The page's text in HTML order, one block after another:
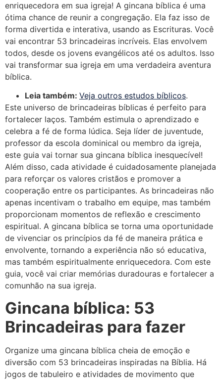
enriquecedora em sua igreja! A gincana bíblica é uma
ótima chance de reunir a congregação. Ela faz isso de
forma divertida e interativa, usando as Escrituras. Você
vai encontrar 53 brincadeiras incríveis. Elas envolvem
todos, desde os jovens evangélicos até os adultos. Isso
vai transformar sua igreja em uma verdadeira aventura
bíblica.
Leia também: Veja outros estudos bíblicos.
Este universo de brincadeiras bíblicas é perfeito para
fortalecer laços. Também estimula o aprendizado e
celebra a fé de forma lúdica. Seja líder de juventude,
professor da escola dominical ou membro da igreja,
este guia vai tornar sua gincana bíblica inesquecível!
Além disso, cada atividade é cuidadosamente planejada
para reforçar os valores cristãos e promover a
cooperação entre os participantes. As brincadeiras não
apenas incentivam o trabalho em equipe, mas também
proporcionam momentos de reflexão e crescimento
espiritual. A gincana bíblica se torna uma oportunidade
de vivenciar os princípios da fé de maneira prática e
envolvente, tornando a experiência não só educativa,
mas também espiritualmente enriquecedora. Com este
guia, você vai criar memórias duradouras e fortalecer a
comunhão na sua igreja.
Gincana bíblica: 53
Brincadeiras para fazer
Organize uma gincana bíblica cheia de emoção e
diversão com 53 brincadeiras inspiradas na Bíblia. Há
jogos de tabuleiro e atividades de movimento que